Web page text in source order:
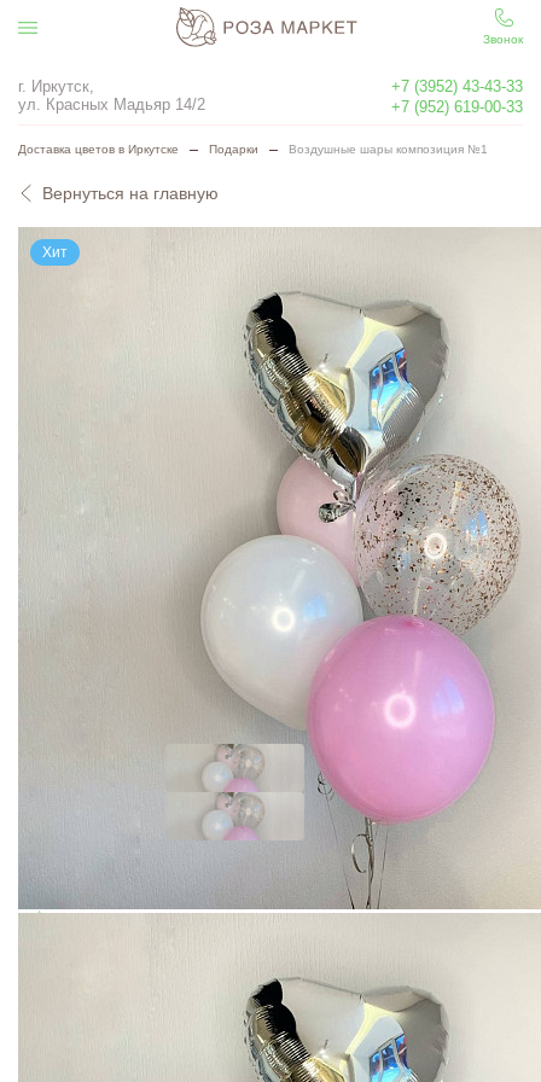
Звонок
г. Иркутск,
ул. Красных Мадьяр 14/2
+7 (3952) 43-43-33
+7 (952) 619-00-33
Доставка цветов в Иркутске Подарки Воздушные шары композиция №1
Вернуться на главную
Хит
ВОЗДУШНЫЕ ШАРЫ КОМПОЗИЦИЯ №1
920
Купить